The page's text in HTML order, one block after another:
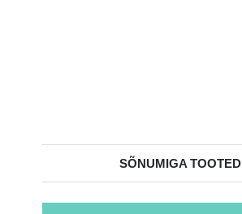
SÕNUMIGA TOOTED